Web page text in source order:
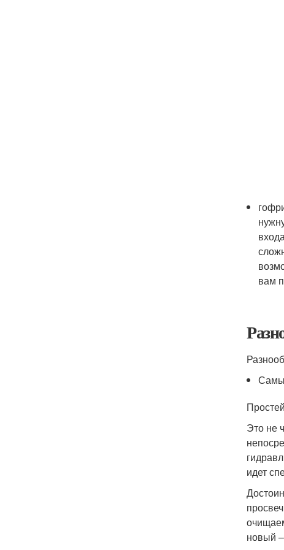
вам
Это не
идет
новый